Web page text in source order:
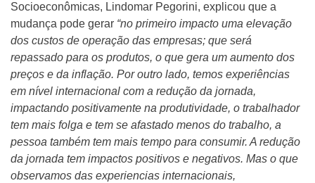
Socioeconômicas, Lindomar Pegorini, explicou que a
mudança pode gerar “no primeiro impacto uma elevação
dos custos de operação das empresas; que será
repassado para os produtos, o que gera um aumento dos
preços e da inflação. Por outro lado, temos experiências
em nível internacional com a redução da jornada,
impactando positivamente na produtividade, o trabalhador
tem mais folga e tem se afastado menos do trabalho, a
pessoa também tem mais tempo para consumir. A redução
da jornada tem impactos positivos e negativos. Mas o que
observamos das experiencias internacionais,